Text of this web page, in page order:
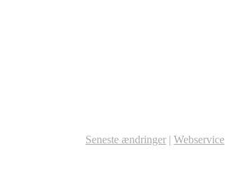
Seneste ændringer | Webservice